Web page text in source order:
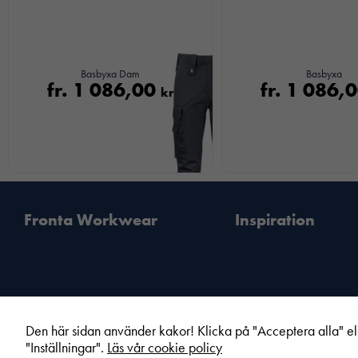
Basbyxa Dam
fr. 1 086,00 kr
Basbyxa
fr. 1
Fronta Workwear
Din lokala Fronta expert
Vår service
Inspiration
Kampanjer
Den här sidan använder kakor! Klicka på "Acceptera alla"
"Inställningar". Läs vår cookie policy